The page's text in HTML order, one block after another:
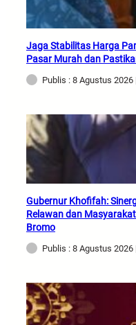
Jaga Stabilitas Harga
Pasar Murah dan
Publis : 8 Agustus 2026
Gubernur Khofifah:
Relawan dan
Bromo
Publis : 8 Agustus 2026